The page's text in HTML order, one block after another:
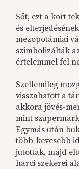
Sőt, ezt a kort
és
mezopotámiai
szimbolizálták
értelemmel fel
Szellemileg
visszahatott a
akkora jövés-
mint
Egymás után
több-kevesebb
jutottak, majd
harci szekerei